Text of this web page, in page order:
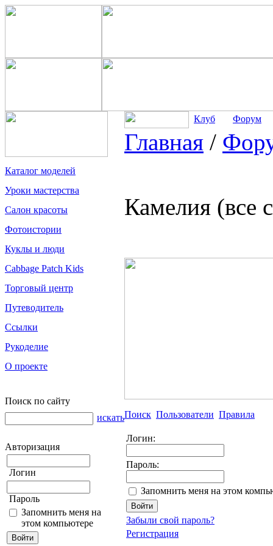
Каталог моделей
Уроки мастерства
Салон красоты
Фотоистории
Куклы и люди
Cabbage Patch Kids
Торговый центр
Путеводитель
Ссылки
Рукоделие
О проекте
Поиск по сайту
искать
Авторизация
Логин
Пароль
Запомнить меня на
этом компьютере
Клуб Форум
Главная /
Камелия (все
Поиск Пользователи Правила
Логин:
Пароль:
Запомнить меня на этом
Забыли свой пароль?
Регистрация